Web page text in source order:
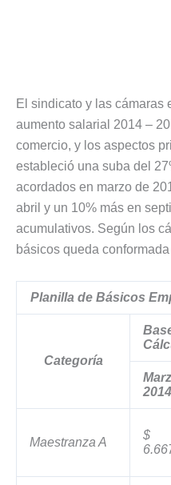
El sindicato y las cámaras
aumento salarial 2014 –
comercio, y los aspectos
estableció una suba del
acordados en marzo de
abril y un 10% más en
acumulativos. Según los
básicos queda
Planilla de Básicos
Categoría
2014
Maestranza A
$